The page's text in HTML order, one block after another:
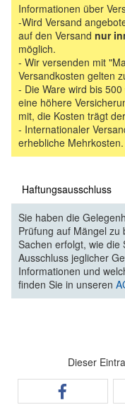
Informationen über
-Wird Versand
auf den Versand nur
möglich.
- Wir versenden mit
Versandkosten gelten
- Die Ware wird bis
eine höhere
mit, die Kosten trägt
- Internationaler
erhebliche Mehrkosten.
Haftungsausschluss
Sie haben die
Prüfung auf Mängel zu
Sachen erfolgt, wie die
Ausschluss jeglicher
Informationen und
finden Sie in unseren
Dieser